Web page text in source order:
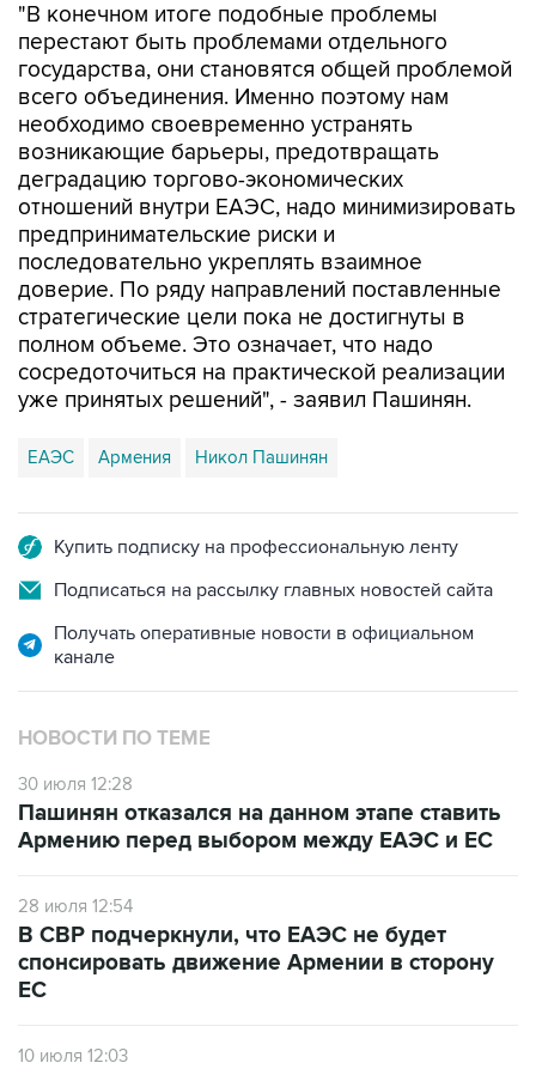
"В конечном итоге подобные проблемы
перестают быть проблемами отдельного
государства, они становятся общей проблемой
всего объединения. Именно поэтому нам
необходимо своевременно устранять
возникающие барьеры, предотвращать
деградацию торгово-экономических
отношений внутри ЕАЭС, надо минимизировать
предпринимательские риски и
последовательно укреплять взаимное
доверие. По ряду направлений поставленные
стратегические цели пока не достигнуты в
полном объеме. Это означает, что надо
сосредоточиться на практической реализации
уже принятых решений", - заявил Пашинян.
ЕАЭС Армения Никол Пашинян
Купить подписку на профессиональную ленту
Подписаться на рассылку главных новостей сайта
Получать оперативные новости в официальном
канале
НОВОСТИ ПО ТЕМЕ
30 июля 12:28
Пашинян отказался на данном этапе ставить
Армению перед выбором между ЕАЭС и ЕС
28 июля 12:54
В СВР подчеркнули, что ЕАЭС не будет
спонсировать движение Армении в сторону
ЕС
10 июля 12:03